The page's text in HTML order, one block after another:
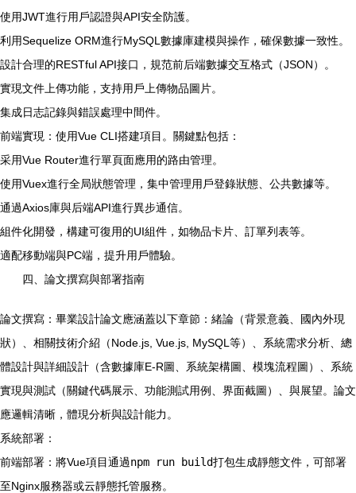
使用JWT進行用戶認證與API安全防護。
利用Sequelize ORM進行MySQL數據庫建模與操作，確保數據一致性。
設計合理的RESTful API接口，規范前后端數據交互格式（JSON）。
實現文件上傳功能，支持用戶上傳物品圖片。
集成日志記錄與錯誤處理中間件。
前端實現：使用Vue CLI搭建項目。關鍵點包括：
采用Vue Router進行單頁面應用的路由管理。
使用Vuex進行全局狀態管理，集中管理用戶登錄狀態、公共數據等。
通過Axios庫與后端API進行異步通信。
組件化開發，構建可復用的UI組件，如物品卡片、訂單列表等。
適配移動端與PC端，提升用戶體驗。
四、論文撰寫與部署指南
論文撰寫：畢業設計論文應涵蓋以下章節：緒論（背景意義、國內外現
狀）、相關技術介紹（Node.js, Vue.js, MySQL等）、系統需求分析、總
體設計與詳細設計（含數據庫E-R圖、系統架構圖、模塊流程圖）、系統
實現與測試（關鍵代碼展示、功能測試用例、界面截圖）、與展望。論文
應邏輯清晰，體現分析與設計能力。
系統部署：
前端部署：將Vue項目通過npm run build打包生成靜態文件，可部署
至Nginx服務器或云靜態托管服務。